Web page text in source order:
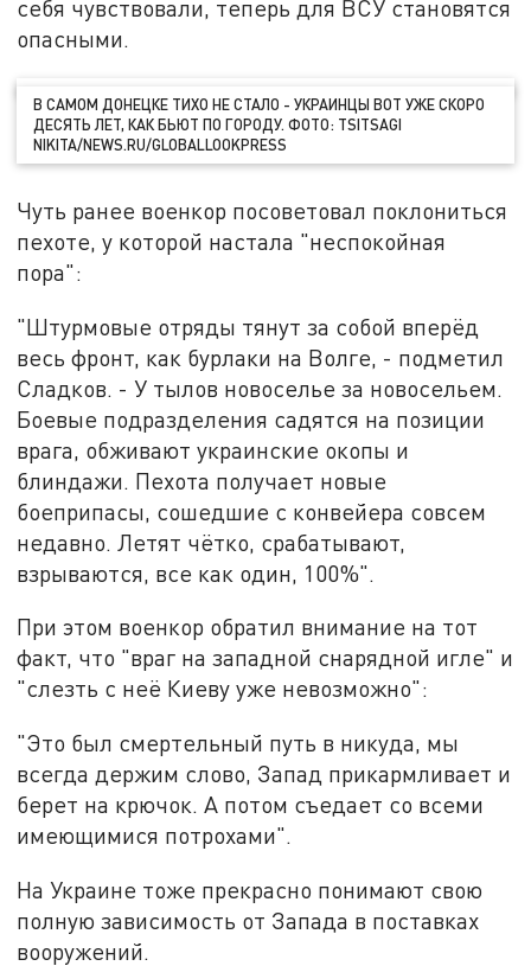
себя чувствовали, теперь для ВСУ становятся
опасными.
В САМОМ ДОНЕЦКЕ ТИХО НЕ СТАЛО - УКРАИНЦЫ ВОТ УЖЕ СКОРО
ДЕСЯТЬ ЛЕТ, КАК БЬЮТ ПО ГОРОДУ. ФОТО: TSITSAGI
NIKITA/NEWS.RU/GLOBALLOOKPRESS
Чуть ранее военкор посоветовал поклониться
пехоте, у которой настала "неспокойная
пора":
"Штурмовые отряды тянут за собой вперёд
весь фронт, как бурлаки на Волге, - подметил
Сладков. - У тылов новоселье за новосельем.
Боевые подразделения садятся на позиции
врага, обживают украинские окопы и
блиндажи. Пехота получает новые
боеприпасы, сошедшие с конвейера совсем
недавно. Летят чётко, срабатывают,
взрываются, все как один, 100%".
При этом военкор обратил внимание на тот
факт, что "враг на западной снарядной игле" и
"слезть с неё Киеву уже невозможно":
"Это был смертельный путь в никуда, мы
всегда держим слово, Запад прикармливает и
берет на крючок. А потом съедает со всеми
имеющимися потрохами".
На Украине тоже прекрасно понимают свою
полную зависимость от Запада в поставках
вооружений.